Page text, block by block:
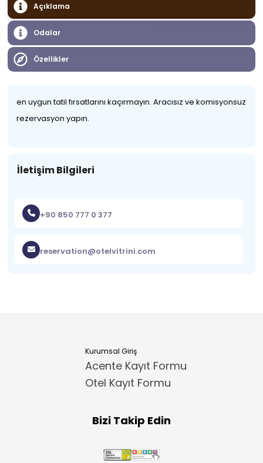
Açıklama
Odalar
Özellikler
en uygun tatil fırsatlarını kaçırmayın. Aracısız ve komisyonsuz
rezervasyon yapın.
İletişim Bilgileri
+90 850 777 0 377
reservation@otelvitrini.com
Kurumsal Giriş
Acente Kayıt Formu
Otel Kayıt Formu
Bizi Takip Edin